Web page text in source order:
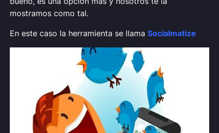
mostramos como tal.
En este caso la herramienta se llama Socialmatize